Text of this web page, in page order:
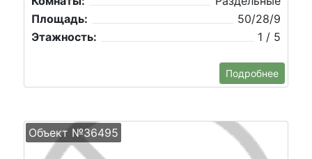
Площадь:
50/28/9
Этажность:
1 / 5
Подробнее
Объект №36495